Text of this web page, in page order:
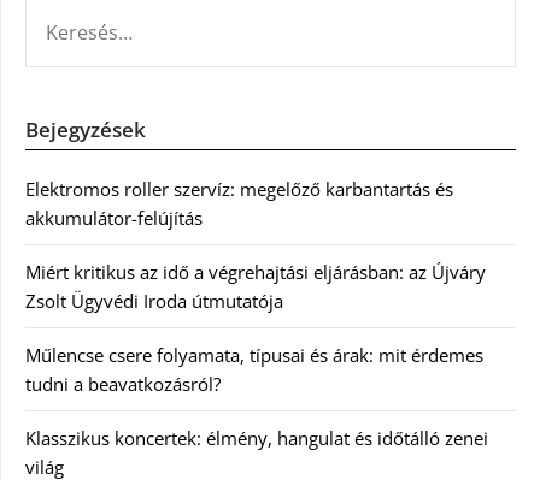
Bejegyzések
Elektromos roller szervíz: megelőző karbantartás és
akkumulátor-felújítás
Miért kritikus az idő a végrehajtási eljárásban: az Újváry
Zsolt Ügyvédi Iroda útmutatója
Műlencse csere folyamata, típusai és árak: mit érdemes
tudni a beavatkozásról?
Klasszikus koncertek: élmény, hangulat és időtálló zenei
világ